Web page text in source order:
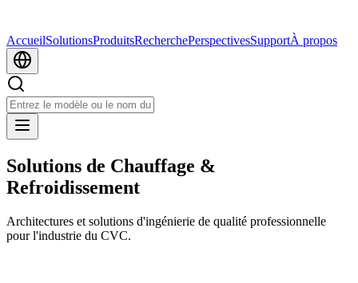
AccueilSolutionsProduitsRecherchePerspectivesSupportÀ propos
Solutions de Chauffage &
Refroidissement
Architectures et solutions d'ingénierie de qualité professionnelle
pour l'industrie du CVC.